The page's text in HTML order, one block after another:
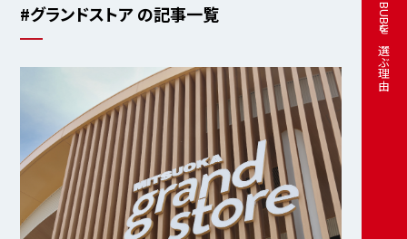
BUBUを選ぶ理由
#グランドストア の記事一覧